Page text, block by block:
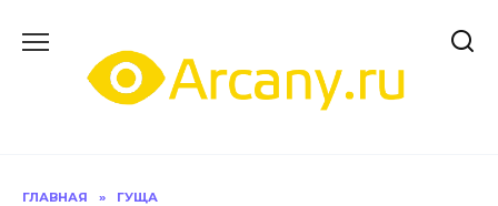
содержанию
ГЛАВНАЯ » ГУЩА